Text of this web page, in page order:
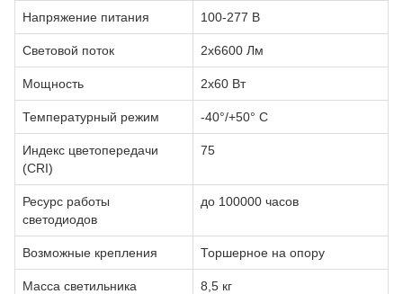
Напряжение питания 100-277 В
Световой поток 2х6600 Лм
Мощность 2х60 Вт
Температурный режим -40°/+50° С
Индекс цветопередачи
(CRI)
75
Ресурс работы
светодиодов
до 100000 часов
Возможные крепления Торшерное на опору
Масса светильника 8,5 кг